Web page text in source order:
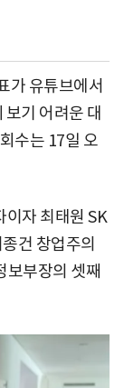
가 유튜브에서
기 어려운 대
수는 17일 오
이자 최태원 SK
건 창업주의
보부장의 셋째